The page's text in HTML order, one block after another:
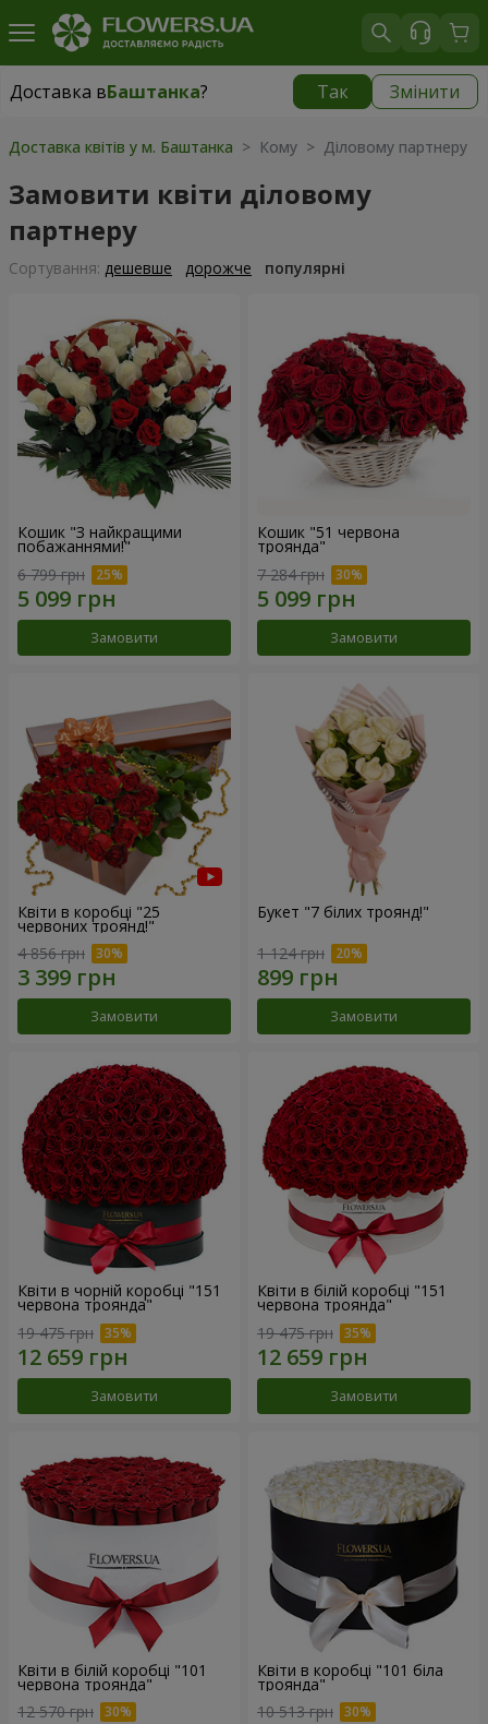
Доставка вБаштанка? Так Змінити
Доставка вБаштанка|
Доставка квітів у м. Баштанка > Кому > Діловому партнеру
Замовити квіти діловому
партнеру
Сортування: дешевше дорожче популярні
Кошик "З найкращими
побажаннями!"
6 799 грн
Замовити
Кошик "51 червона
троянда"
7 284 грн
Замовити
Квіти в коробці "25
червоних троянд!"
4 856 грн
Замовити
Букет "7 білих троянд!"
1 124 грн
Замовити
Квіти в чорній коробці "151
червона троянда"
19 475 грн
Замовити
Квіти в білій коробці "151
червона троянда"
19 475 грн
Замовити
Квіти в білій коробці "101
червона троянда"
12 570 грн
Квіти в коробці "101 біла
троянда"
10 513 грн